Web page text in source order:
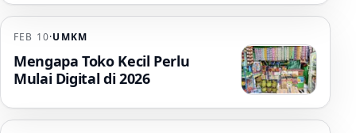
FEB 10·UMKM
Mengapa Toko Kecil Perlu
Mulai Digital di 2026